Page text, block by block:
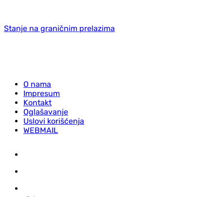
Stanje na graničnim prelazima
O nama
Impresum
Kontakt
Oglašavanje
Uslovi korišćenja
WEBMAIL